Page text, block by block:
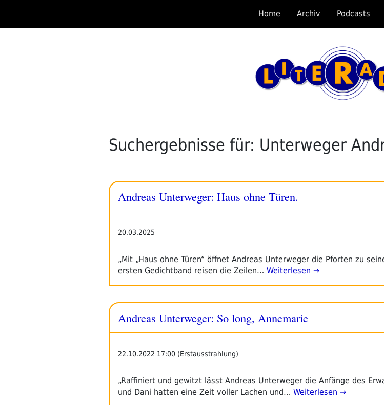
springen
Home Archiv Podcasts
Suchergebnisse für: Unterweger
Andreas Unterweger: Haus ohne Türen.
20.03.2025
„Mit „Haus ohne Türen“ öffnet Andreas Unterweger die Pforten zu
ersten Gedichtband reisen die Zeilen… Weiterlesen →
Andreas Unterweger: So long, Annemarie
22.10.2022 17:00 (Erstausstrahlung)
„Raffiniert und gewitzt lässt Andreas Unterweger die Anfänge des
und Dani hatten eine Zeit voller Lachen und… Weiterlesen →